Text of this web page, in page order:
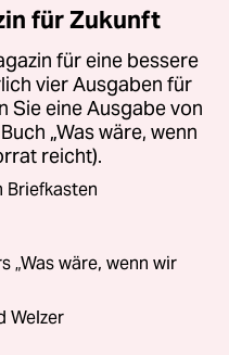
für Zukunft
für eine bessere
vier Ausgaben für
Sie eine Ausgabe von
„Was wäre, wenn
reicht).
Briefkasten
„Was wäre, wenn wir
Welzer